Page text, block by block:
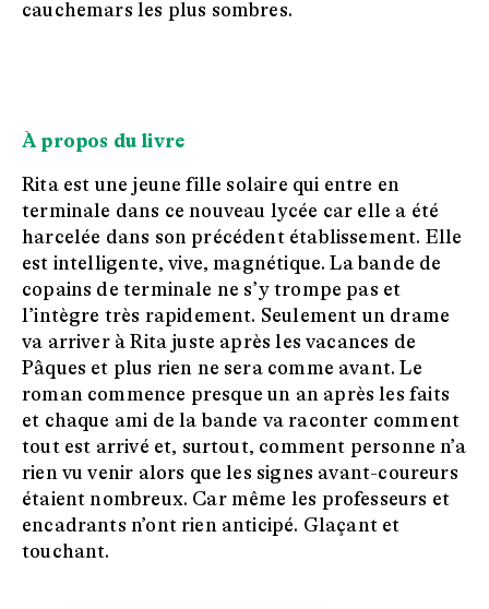
cauchemars les plus sombres.
À propos du livre
Rita est une jeune fille solaire qui entre en
terminale dans ce nouveau lycée car elle a été
harcelée dans son précédent établissement. Elle
est intelligente, vive, magnétique. La bande de
copains de terminale ne s’y trompe pas et
l’intègre très rapidement. Seulement un drame
va arriver à Rita juste après les vacances de
Pâques et plus rien ne sera comme avant. Le
roman commence presque un an après les faits
et chaque ami de la bande va raconter comment
tout est arrivé et, surtout, comment personne n’a
rien vu venir alors que les signes avant-coureurs
étaient nombreux. Car même les professeurs et
encadrants n’ont rien anticipé. Glaçant et
touchant.